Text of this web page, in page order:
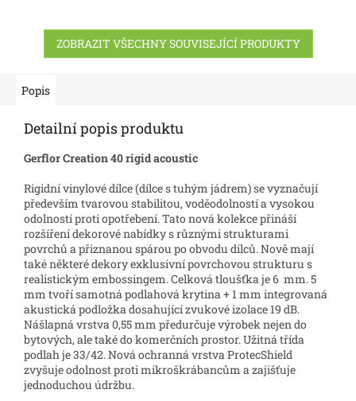
než lepidlo...
ZOBRAZIT VŠECHNY SOUVISEJÍCÍ PRODUKTY
Popis
Detailní popis produktu
Gerflor Creation 40 rigid acoustic
Rigidní vinylové dílce (dílce s tuhým jádrem) se vyznačují
především tvarovou stabilitou, voděodolností a vysokou
odolností proti opotřebení. Tato nová kolekce přináší
rozšíření dekorové nabídky s různými strukturami
povrchů a přiznanou spárou po obvodu dílců. Nově mají
také některé dekory exklusivní povrchovou strukturu s
realistickým embossingem. Celková tloušťka je 6 mm. 5
mm tvoří samotná podlahová krytina + 1 mm integrovaná
akustická podložka dosahující zvukové izolace 19 dB.
Nášlapná vrstva 0,55 mm předurčuje výrobek nejen do
bytových, ale také do komerčních prostor. Užitná třída
podlah je 33/42. Nová ochranná vrstva ProtecShield
zvyšuje odolnost proti mikroškrábancům a zajišťuje
jednoduchou údržbu.